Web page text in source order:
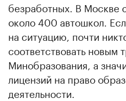
безработных. В Москве
около 400 автошкол.
на ситуацию, почти
соответствовать новым
Минобразования, а
лицензий на право
деятельности.